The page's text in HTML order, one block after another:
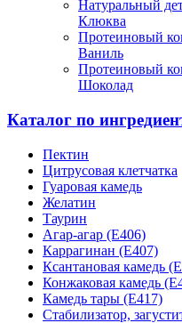
Натуральный
Клюква
Протеиновый
Ваниль
Протеиновый
Шоколад
Каталог по
Пектин
Цитрусовая клетчатка
Гуаровая камедь
Желатин
Таурин
Агар-агар (Е406)
Каррагинан (Е407)
Ксантановая камедь
Конжаковая камедь
Камедь тары (Е417)
Стабилизатор,